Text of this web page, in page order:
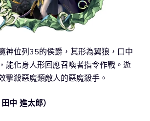
神位列35的侯爵，其形為翼狼，口中
能化身人形回應召喚者指令作戰。遊
撃殺惡魔類敵人的惡魔殺手。
中 進太郎）